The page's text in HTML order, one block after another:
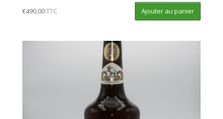
€490,00TTC Ajouter au panier